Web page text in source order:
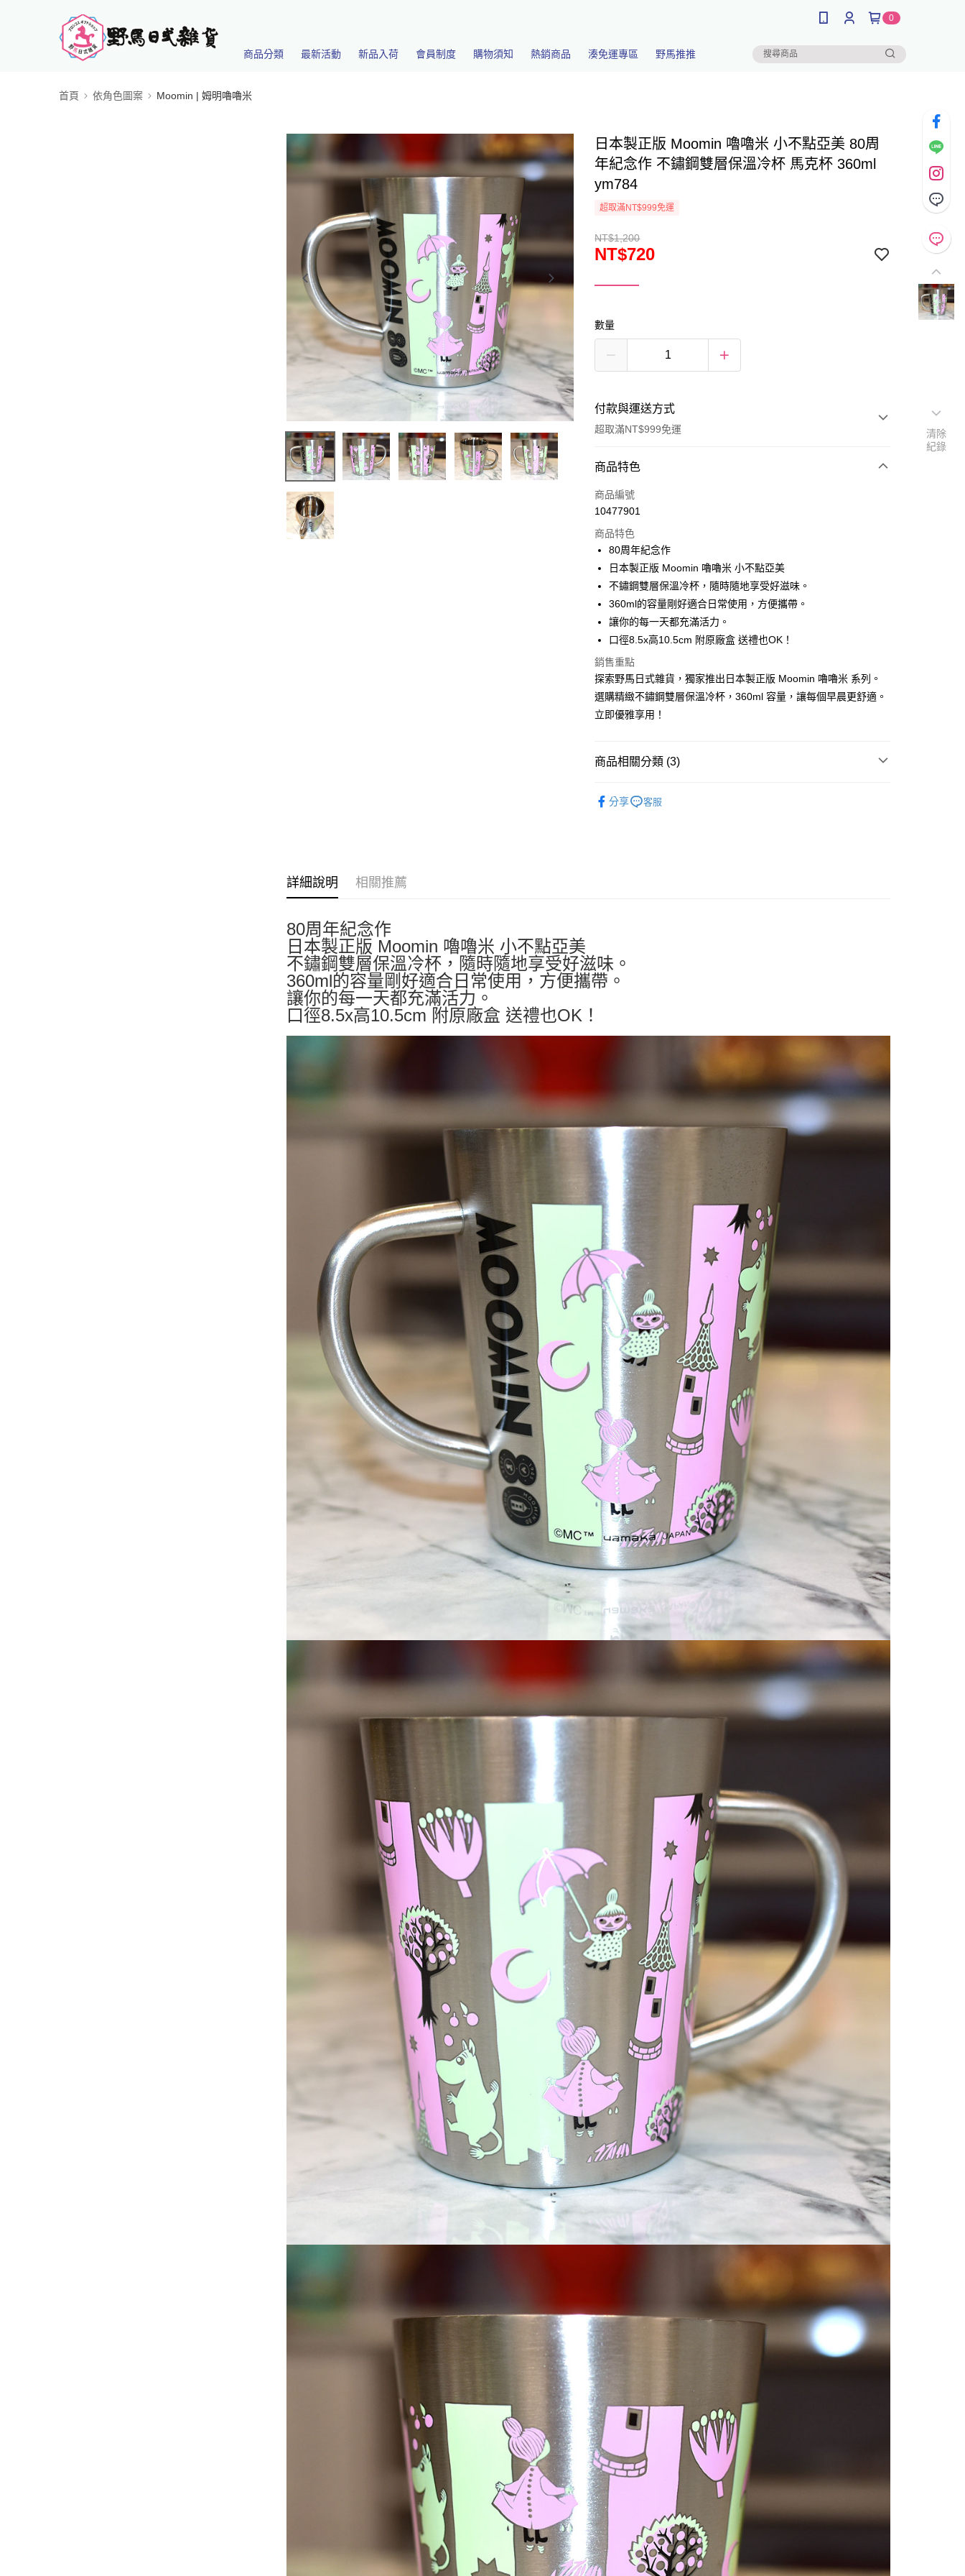
0
商品分類 最新活動 新品入荷 會員制度 購物須知 熱銷商品 湊免運專區 野馬推推
首頁 依角色圖案 Moomin | 姆明嚕嚕米
日本製正版 Moomin 嚕嚕米 小不點亞美 80周
年紀念作 不鏽鋼雙層保溫冷杯 馬克杯 360ml
ym784
超取滿NT$999免運
NT$1,200
NT$720
數量
付款與運送方式
超取滿NT$999免運
付款方式
信用卡一次付款
3 期 0 利率 每期
合作金庫商業銀行
第一商業銀行
華南商業銀行
彰化商業銀行
國泰世華商業銀行
兆豐國際商業銀行
臺灣中小企業銀行
匯豐（台灣）商業銀行
華泰商業銀行
聯邦商業銀行
玉山商業銀行
星展（台灣）商業銀行
台新國際商業銀行
中國信託商業銀行
台灣樂天信用卡公司
超商取貨付款
Apple Pay
悠遊付
Google Pay
全家取貨付款
每筆NT$65，滿NT$999(含以上)免運費
宅配
商品特色
商品編號
10477901
商品特色
80周年紀念作
日本製正版 Moomin 嚕嚕米 小不點亞美
不鏽鋼雙層保溫冷杯，隨時隨地享受好滋味。
360ml的容量剛好適合日常使用，方便攜帶。
讓你的每一天都充滿活力。
口徑8.5x高10.5cm 附原廠盒 送禮也OK！
銷售重點
探索野馬日式雜貨，獨家推出日本製正版 Moomin 嚕嚕米 系列。
選購精緻不鏽鋼雙層保溫冷杯，360ml 容量，讓每個早晨更舒適。
立即優雅享用！
商品相關分類 (3)
分享 客服
詳細說明 相關推薦
80周年紀念作
日本製正版 Moomin 嚕嚕米 小不點亞美
不鏽鋼雙層保溫冷杯，隨時隨地享受好滋味。
360ml的容量剛好適合日常使用，方便攜帶。
讓你的每一天都充滿活力。
口徑8.5x高10.5cm 附原廠盒 送禮也OK！
清除
紀錄